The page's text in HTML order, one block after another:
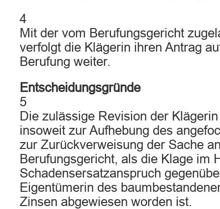
4
Mit der vom Berufungsgericht
verfolgt die Klägerin ihren Antrag
Berufung weiter.
Entscheidungsgründe
5
Die zulässige Revision der
insoweit zur Aufhebung des
zur Zurückverweisung der Sache
Berufungsgericht, als die Klage im
Schadensersatzanspruch
Eigentümerin des
Zinsen abgewiesen worden ist.